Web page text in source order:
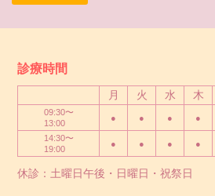
診療時間
月 火 水 木
09:30〜
13:00
● ● ● ●
14:30〜
19:00
● ● ● ●
休診：土曜日午後・日曜日・祝祭日